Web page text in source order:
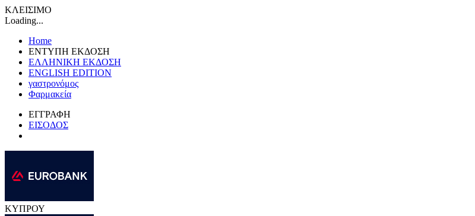
ΚΛΕΙΣΙΜΟ
Loading...
Home
ΕΝΤΥΠΗ ΕΚΔΟΣΗ
ΕΛΛΗΝΙΚΗ ΕΚΔΟΣΗ
ENGLISH EDITION
γαστρονόμος
Φαρμακεία
ΕΓΓΡΑΦΗ
ΕΙΣΟΔΟΣ
ΚΥΠΡΟΥ